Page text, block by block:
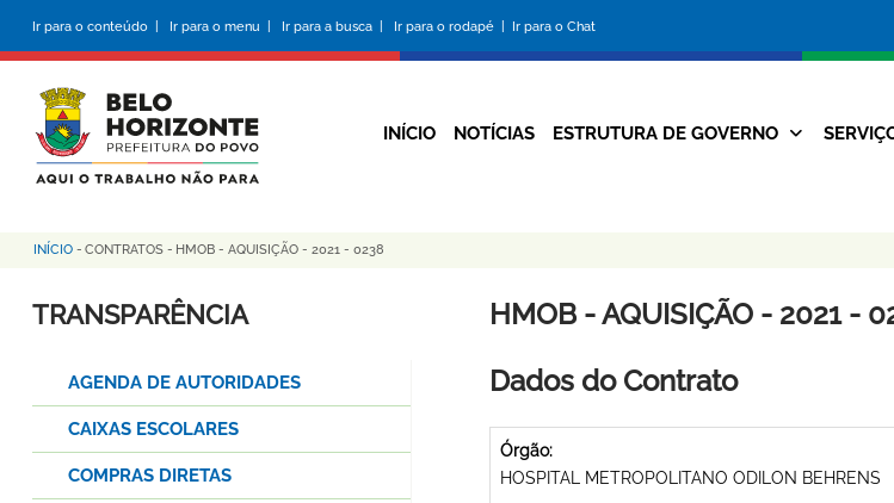
conteúdo
principal
Ir para o conteúdo | Ir para o menu | Ir para a busca | Ir para o rodapé | Ir para o Chat
da
Prefeitura
Navegação
INÍCIO NOTÍCIAS ESTRUTURA DE GOVERNO
Trilha
de
INÍCIO - CONTRATOS - HMOB - AQUISIÇÃO - 2021 - 0238
HMOB - AQUISIÇÃO - 2021 -
Dados do Contrato
Órgão:
HOSPITAL METROPOLITANO ODILON BEHRENS
TRANSPARÊNCIA
AGENDA DE AUTORIDADES
CAIXAS ESCOLARES
COMPRAS DIRETAS